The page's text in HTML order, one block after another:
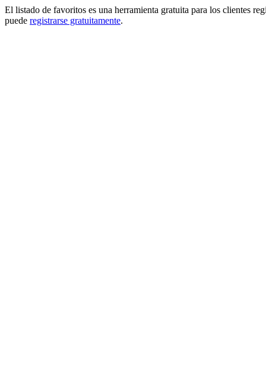
El listado de favoritos es una herramienta gratuita para los clientes
puede registrarse gratuitamente.